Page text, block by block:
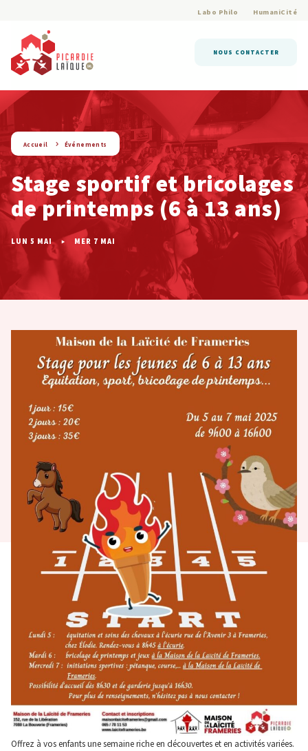
Labo Philo HumaniCité
NOUS CONTACTER
string(9) « evenement »
Accueil Événements
Stage sportif et bricolages
de printemps (6 à 13 ans)
LUN 5 MAI MER 7 MAI
Offrez à vos enfants une semaine riche en découvertes et en activités variées.